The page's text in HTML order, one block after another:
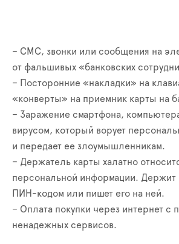
– СМС, звонки или сообщения на
от фальшивых «банковских
– Посторонние «накладки» на
«конверты» на приемник карты на
– Заражение смартфона,
вирусом, который ворует
и передает ее злоумышленникам.
– Держатель карты халатно
персональной информации. Держит
ПИН-кодом или пишет его на ней.
– Оплата покупки через интернет с
ненадежных сервисов.